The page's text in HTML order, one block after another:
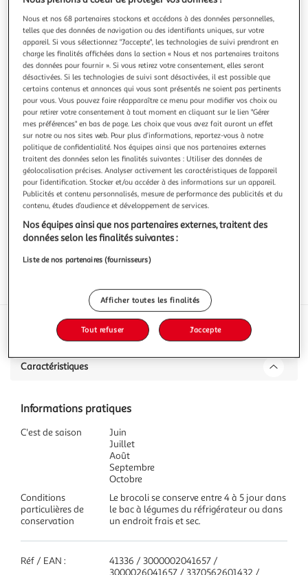
C'est de saison !
2,6
Brocoli bio
Ce Brocoli bio vous offre l'assurance d'un légume cultivé
dans le respect des normes biologiques. Le principal
avantage est sa qualité simple et saine pour toutes vos
recettes quotidiennes. Sa texture ferme se prête à une
cuisson vapeur qui préserve sa couleur éclatante. Il est
idéal pour accompagne
En savoir +
1 pièce
Vous voulez connaître le prix de ce produit ?
Afficher le prix
Eurofeuille - Bio européen
Description
Caractéristiques
Informations pratiques
C'est de saison
Juin
Juillet
Août
Septembre
Octobre
Conditions
particulières de
conservation
Le brocoli se conserve entre 4 à 5 jour dans
le bac à légumes du réfrigérateur ou dans
un endroit frais et sec.
Réf / EAN :
41336 / 3000002041657 /
3000026041657 / 3370562601432 /
Nous et nos 68 partenaires stockons et accédons à des données personnelles,
telles que des données de navigation ou des identifiants uniques, sur votre
appareil. Si vous sélectionnez "J'accepte", les technologies de suivi prendront en
charge les finalités affichées dans la section « Nous et nos partenaires traitons
des données pour fournir ». Si vous retirez votre consentement, elles seront
désactivées. Si les technologies de suivi sont désactivées, il est possible que
certains contenus et annonces qui vous sont présentés ne soient pas pertinents
pour vous. Vous pouvez faire réapparaître ce menu pour modifier vos choix ou
pour retirer votre consentement à tout moment en cliquant sur le lien "Gérer
mes préférences" en bas de page. Les choix que vous avez fait auront un effet
sur notre ou nos sites web. Pour plus d’informations, reportez-vous à notre
politique de confidentialité. Nos équipes ainsi que nos partenaires externes
traitent des données selon les finalités suivantes : Utiliser des données de
géolocalisation précises. Analyser activement les caractéristiques de l’appareil
pour l’identification. Stocker et/ou accéder à des informations sur un appareil.
Publicités et contenu personnalisés, mesure de performance des publicités et du
contenu, études d’audience et développement de services.
Nos équipes ainsi que nos partenaires externes, traitent des
données selon les finalités suivantes :
Liste de nos partenaires (fournisseurs)
Afficher toutes les finalités
Tout refuser J'accepte